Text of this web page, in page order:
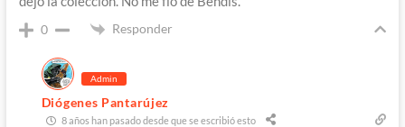
0 Responder
Admin
Diógenes Pantarújez
8 años han pasado desde que se escribió esto